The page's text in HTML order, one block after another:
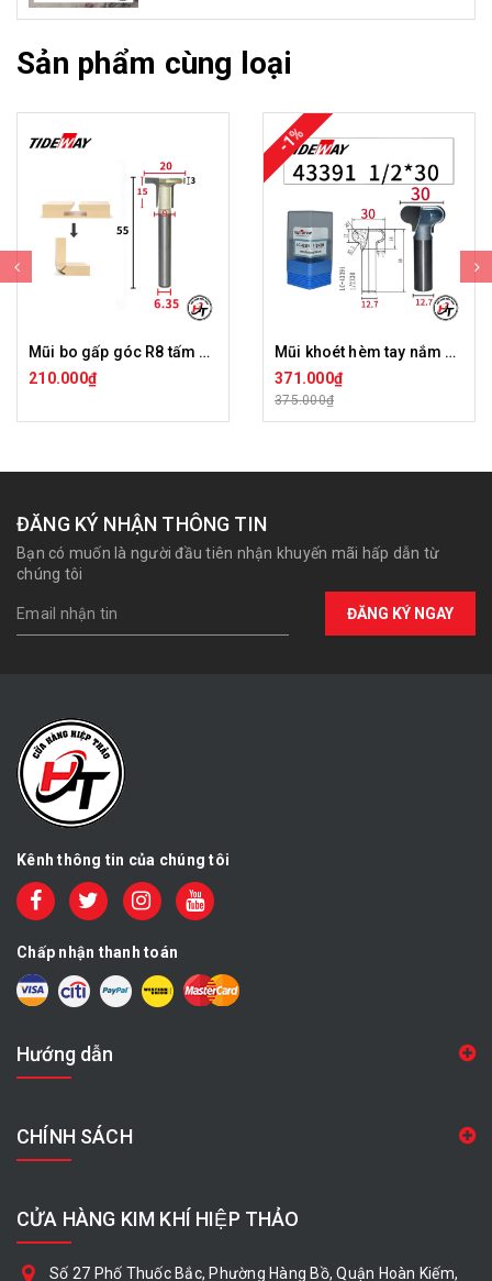
Sản phẩm cùng loại
Mũi bo gấp góc R8 tấm ốp than tre chữ T Tideway LC44199
210.000₫
-1%
Mũi khoét hèm tay nắm Tideway LC43391
371.000₫
375.000₫
ĐĂNG KÝ NHẬN THÔNG TIN
Bạn có muốn là người đầu tiên nhận khuyến mãi hấp dẫn từ
chúng tôi
ĐĂNG KÝ NGAY
Kênh thông tin của chúng tôi
Chấp nhận thanh toán
Hướng dẫn
CHÍNH SÁCH
CỬA HÀNG KIM KHÍ HIỆP THẢO
Số 27 Phố Thuốc Bắc, Phường Hàng Bồ, Quận Hoàn Kiếm,